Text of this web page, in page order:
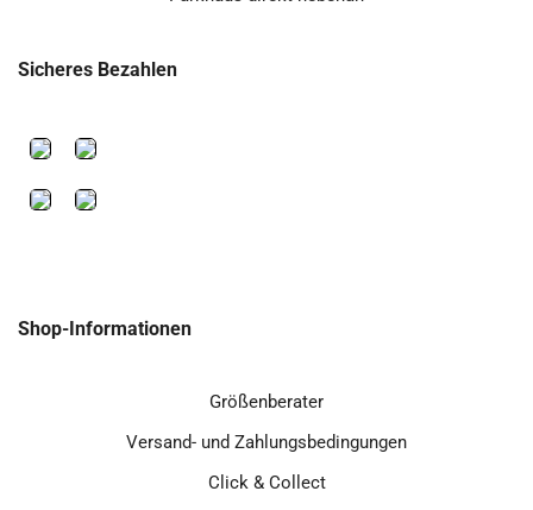
Sicheres Bezahlen
Shop-Informationen
Größenberater
Versand- und Zahlungsbedingungen
Click & Collect